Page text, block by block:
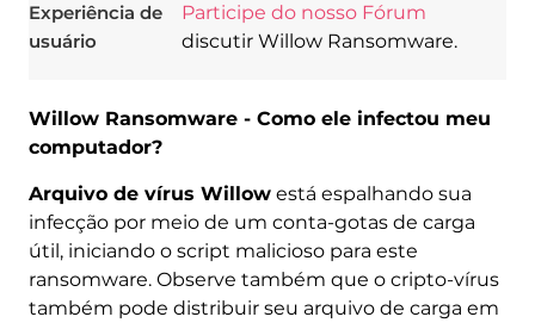
Experiência de
usuário
Participe do nosso Fórum
discutir Willow Ransomware.
Willow Ransomware - Como ele infectou meu
computador?
Arquivo de vírus Willowestá espalhando sua
infecção por meio de um conta-gotas de carga
útil, iniciando o script malicioso para este
ransomware. Observe também que o cripto-vírus
também pode distribuir seu arquivo de carga em